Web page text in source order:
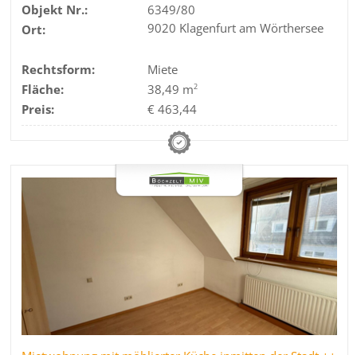
Objekt Nr.:
6349/80
Ort:
9020 Klagenfurt am Wörthersee
Rechtsform:
Miete
Fläche:
38,49 m2
Preis: € 463,44